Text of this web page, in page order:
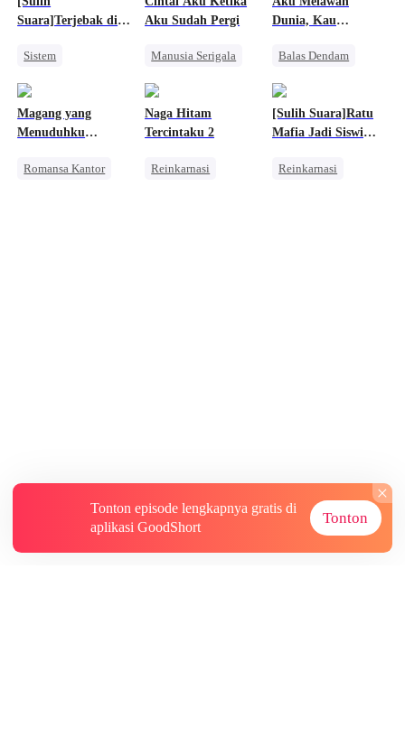
Suara]Terjebak di
Pelayan Iblisku,
Sistem
Aku Sudah Pergi
Manusia Serigala
Pengkhianatan
Dunia, Kau
Balas Dendam
Menghukum Mantan Jahat
Magang yang
Menuduhku
Romansa Kantor
Naga Hitam
Tercintaku 2
Reinkarnasi
[Sulih Suara]Ratu
Mafia Jadi Siswi
Reinkarnasi
Tonton episode lengkapnya gratis di
aplikasi GoodShort
Tonton